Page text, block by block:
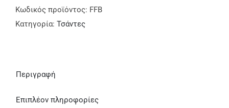
ποσότητα
Κωδικός προϊόντος: FFB
Κατηγορία: Τσάντες
Περιγραφή
Επιπλέον πληροφορίες